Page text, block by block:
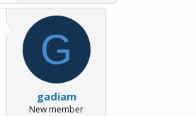
G
gadiam
New member